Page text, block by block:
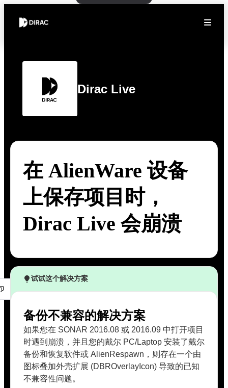
Dirac Live
在 AlienWare 设备
上保存项目时，
Dirac Live 会崩溃
试试这个解决方案
备份不兼容的解决方案
如果您在 SONAR 2016.08 或 2016.09 中打开项目
时遇到崩溃，并且您的戴尔 PC/Laptop 安装了戴尔
备份和恢复软件或 AlienRespawn，则存在一个由
图标叠加外壳扩展 (DBROverlayIcon) 导致的已知
不兼容性问题。